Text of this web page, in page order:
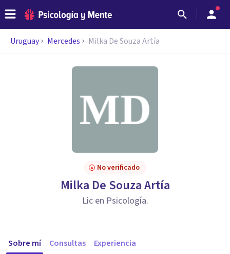
Uruguay Mercedes Milka De Souza Artía
No verificado
Milka De Souza Artía
Lic en Psicología.
Sobre mí Consultas Experiencia